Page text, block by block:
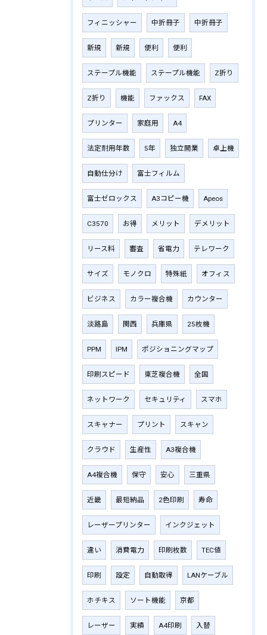
フィニッシャー 中折冊子 中折冊子
新規 新規 便利 便利
ステープル機能 ステープル機能 Z折り
Z折り 機能 ファックス FAX
プリンター 家庭用 A4
法定耐用年数 5年 独立開業 卓上機
自動仕分け 富士フィルム
富士ゼロックス A3コピー機 Apeos
C3570 お得 メリット デメリット
リース料 審査 省電力 テレワーク
サイズ モノクロ 特殊紙 オフィス
ビジネス カラー複合機 カウンター
淡路島 関西 兵庫県 25枚機
PPM IPM ポジショニングマップ
印刷スピード 東芝複合機 全国
ネットワーク セキュリティ スマホ
スキャナー プリント スキャン
クラウド 生産性 A3複合機
A4複合機 保守 安心 三重県
近畿 最短納品 2色印刷 寿命
レーザープリンター インクジェット
違い 消費電力 印刷枚数 TEC値
印刷 設定 自動取得 LANケーブル
ホチキス ソート機能 京都
レーザー 実績 A4印刷 入替